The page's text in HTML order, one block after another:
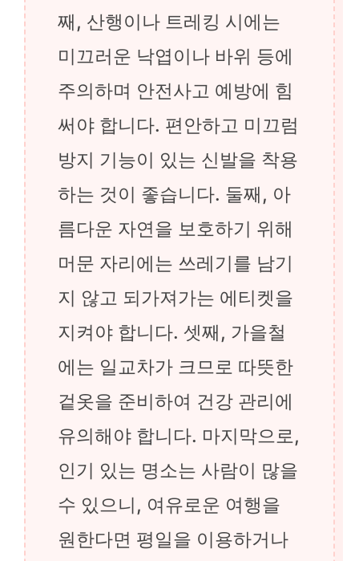
째, 산행이나 트레킹 시에는
미끄러운 낙엽이나 바위 등에
주의하며 안전사고 예방에 힘
써야 합니다. 편안하고 미끄럼
방지 기능이 있는 신발을 착용
하는 것이 좋습니다. 둘째, 아
름다운 자연을 보호하기 위해
머문 자리에는 쓰레기를 남기
지 않고 되가져가는 에티켓을
지켜야 합니다. 셋째, 가을철
에는 일교차가 크므로 따뜻한
겉옷을 준비하여 건강 관리에
유의해야 합니다. 마지막으로,
인기 있는 명소는 사람이 많을
수 있으니, 여유로운 여행을
원한다면 평일을 이용하거나